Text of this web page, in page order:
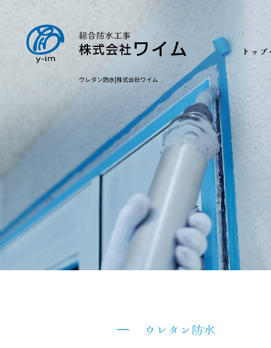
ウレタン防水|株式会社ワイム
ウレタン防水